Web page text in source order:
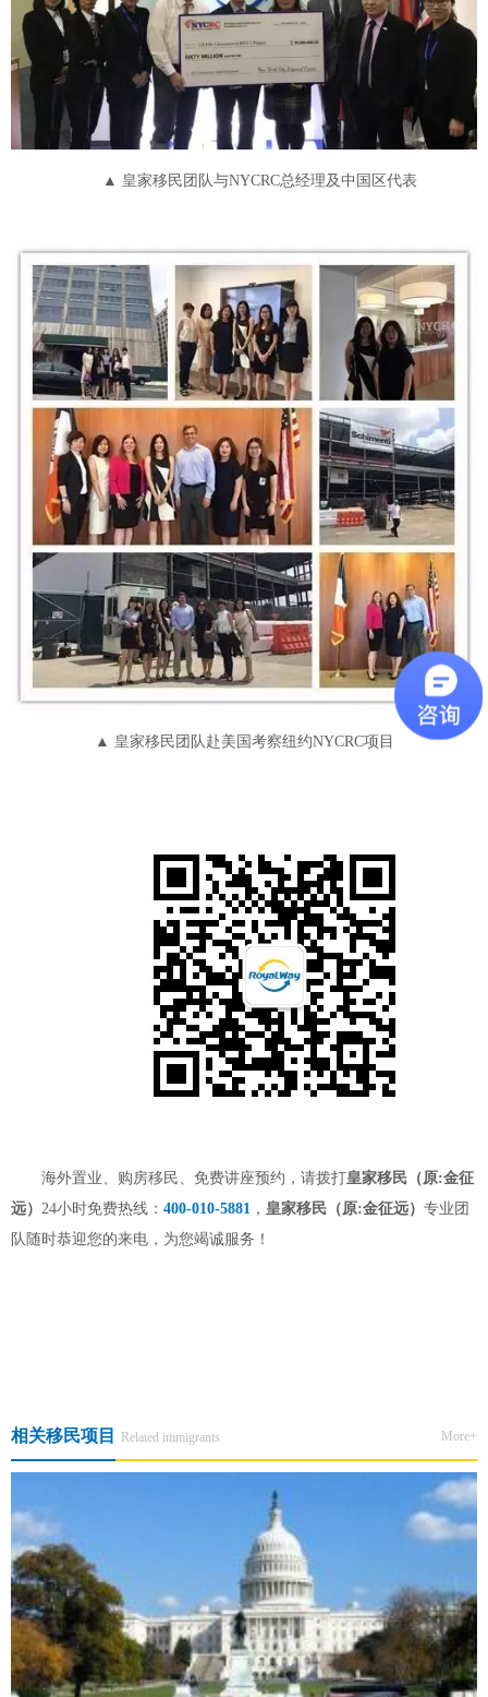
▲ 皇家移民团队与NYCRC总经理及中国区代表
▲ 皇家移民团队 赴美国考察纽约NYCRC项目
海外置业、购房移民、免费讲座预约，请拨打皇家移民（原:金征
远） 24小时免费热线： 400-010-5881 ， 皇家移民（原:金征远） 专业团
队随时恭迎您的来电，为您竭诚服务！
相关移民项目 Related immigrants More+